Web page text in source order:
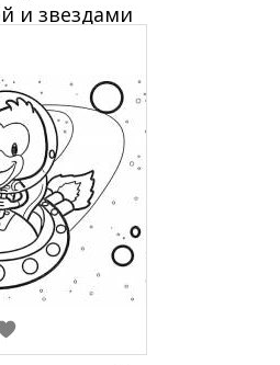
и звездами